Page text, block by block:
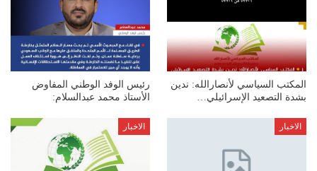
المكتب السياسي لأنصارالله: ندين
بشدة التصعيد الإسرائيلي…
رئيس الوفد الوطني المفاوض
الأستاذ محمد عبدالسلام:
الاخبار الاخبار